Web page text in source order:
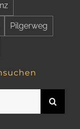
Pilgerweg